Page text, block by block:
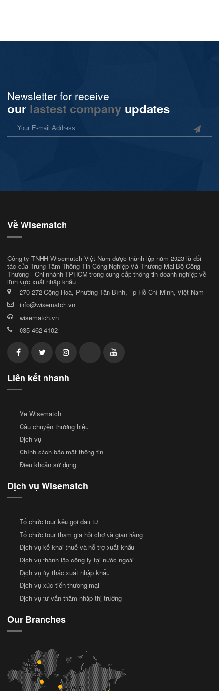
Newsletter for receive
our lastest company updates
Về Wisematch
Công ty TNHH Wisematch Việt Nam được thành lập năm 2023 là đối
tác của Trung Tâm Thông Tin Công Nghiệp Và Thương Mại Bộ Công
Thương - Chi nhánh TPHCM trong cung cấp thông tin doanh nghiệp về
lĩnh vực xuất nhập khẩu
270-272 Cộng Hoà, Phường Tân Bình, Tp Hồ Chí Minh, Việt Nam
info@wisematch.vn
wisematch.vn
035 462 4102
Liên kết nhanh
Về Wisematch
Câu chuyện thương hiệu
Dịch vụ
Chính sách bảo mật thông tin
Điều khoản sử dụng
Dịch vụ Wisematch
Tổ chức tour kêu gọi đầu tư
Tổ chức tour tham gia hội chợ và gian hàng
Dịch vụ kế khai thuế và hỗ trợ xuất khẩu
Dịch vụ thành lập công ty tại nước ngoài
Dịch vụ ủy thác xuất nhập khẩu
Dịch vụ xúc tiến thương mại
Dịch vụ tư vấn thâm nhập thị trường
Our Branches